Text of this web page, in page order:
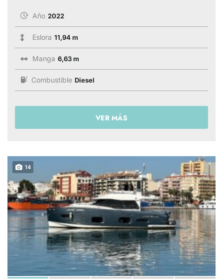
Año 2022
Eslora 11,94 m
Manga 6,63 m
Combustible Diesel
VER MÁS
14